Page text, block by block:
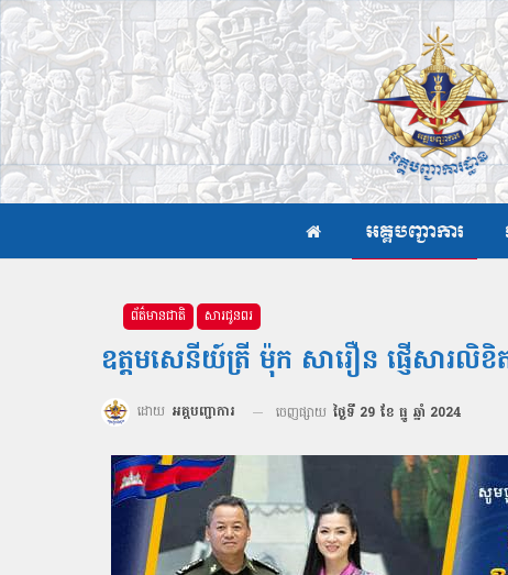
អគ្គបញ្ជាការ
ព័ត៌មានជាតិ សារជូនពរ
ឧត្ដមសេនីយ៍ត្រី ម៉ុក សារឿន ផ្ញើសារ
ដោយ អគ្គបញ្ជាការ ចេញផ្សាយ ថ្ងៃទី 29 ខែ ធ្នូ ឆ្នាំ 2024